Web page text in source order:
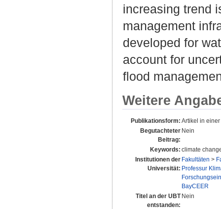
increasing trend
management
developed for
account for
flood
Weitere
Publikationsform: Artikel in
Begutachteter
Beitrag:
Nein
Keywords: climate
Institutionen der
Universität:
Fakultäten >
Professur
BayCEER
Titel an der UBT
entstanden:
Nein